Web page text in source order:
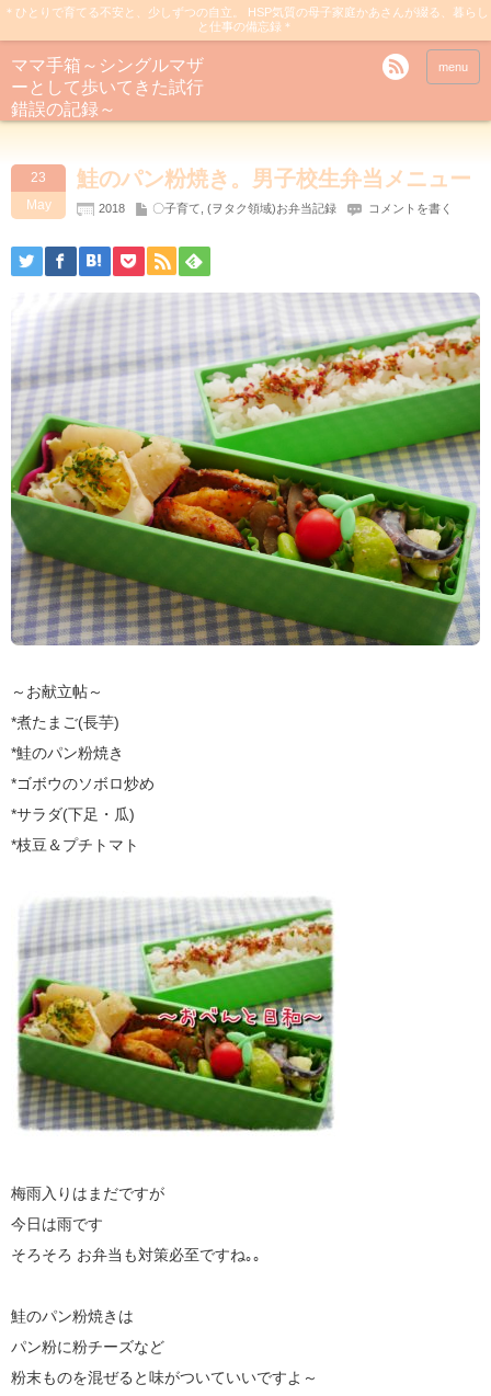
＊ひとりで育てる不安と、少しずつの自立。 HSP気質の母子家庭かあさんが綴る、暮らし
と仕事の備忘録＊
ママ手箱～シングルマザ
ーとして歩いてきた試行
錯誤の記録～
menu
23
May
鮭のパン粉焼き。男子校生弁当メニュー
2018 〇子育て (ヲタク領域)お弁当記録 コメントを書く
～お献立帖～
*煮たまご(長芋)
*鮭のパン粉焼き
*ゴボウのソボロ炒め
*サラダ(下足・瓜)
*枝豆＆プチトマト
梅雨入りはまだですが
今日は雨です
そろそろ お弁当も対策必至ですね｡｡
鮭のパン粉焼きは
パン粉に粉チーズなど
粉末ものを混ぜると味がついていいですよ～